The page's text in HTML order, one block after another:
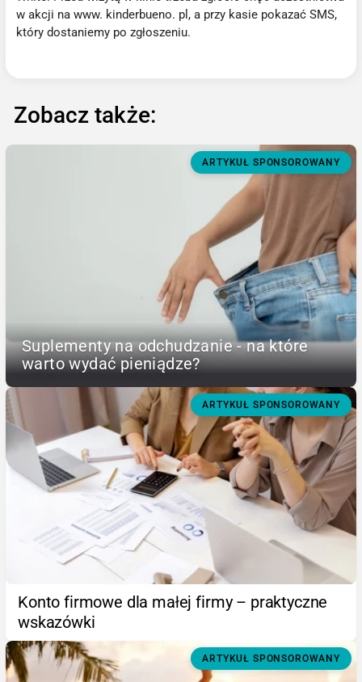
w akcji na www. kinderbueno. pl, a przy kasie pokazać SMS,
który dostaniemy po zgłoszeniu.
Zobacz także:
ARTYKUŁ SPONSOROWANY
Suplementy na odchudzanie - na które
warto wydać pieniądze?
ARTYKUŁ SPONSOROWANY
Konto firmowe dla małej firmy – praktyczne
wskazówki
ARTYKUŁ SPONSOROWANY